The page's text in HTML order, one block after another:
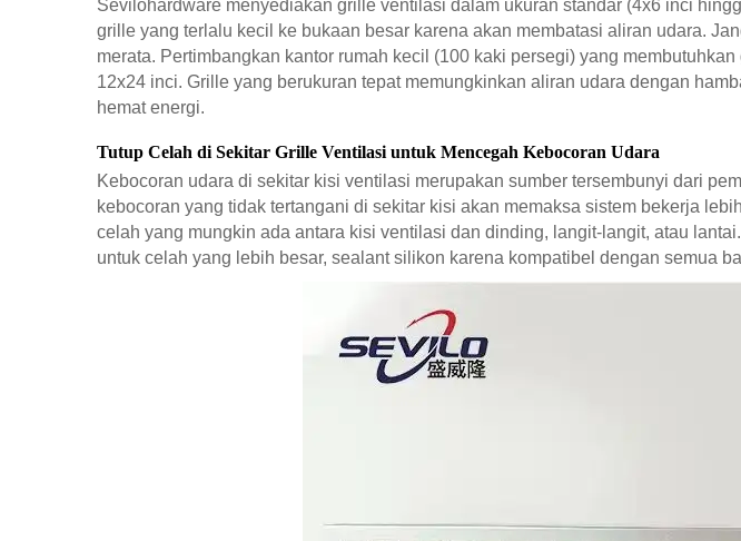
Sevilohardware menyediakan grille ventilasi dalam ukuran standar (4x6 inci
grille yang terlalu kecil ke bukaan besar karena akan membatasi aliran udara.
merata. Pertimbangkan kantor rumah kecil (100 kaki persegi) yang
12x24 inci. Grille yang berukuran tepat memungkinkan aliran udara dengan
hemat energi.
Tutup Celah di Sekitar Grille Ventilasi untuk Mencegah Kebocoran Udara
Kebocoran udara di sekitar kisi ventilasi merupakan sumber tersembunyi dari
kebocoran yang tidak tertangani di sekitar kisi akan memaksa sistem bekerja
celah yang mungkin ada antara kisi ventilasi dan dinding, langit-langit, atau
untuk celah yang lebih besar, sealant silikon karena kompatibel dengan semua